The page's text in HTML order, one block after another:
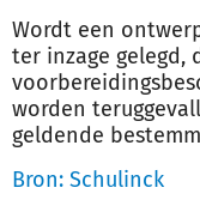
Wordt een
ter inzage gelegd,
worden
geldende
Bron: Schulinck